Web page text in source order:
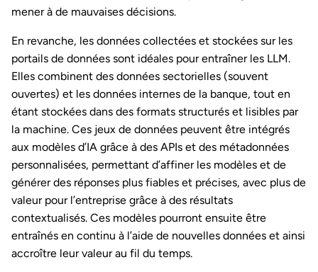
mener à de mauvaises décisions.
En revanche, les données collectées et stockées sur les
portails de données sont idéales pour entraîner les LLM.
Elles combinent des données sectorielles (souvent
ouvertes) et les données internes de la banque, tout en
étant stockées dans des formats structurés et lisibles par
la machine. Ces jeux de données peuvent être intégrés
aux modèles d’IA grâce à des APIs et des métadonnées
personnalisées, permettant d’affiner les modèles et de
générer des réponses plus fiables et précises, avec plus de
valeur pour l’entreprise grâce à des résultats
contextualisés. Ces modèles pourront ensuite être
entraînés en continu à l’aide de nouvelles données et ainsi
accroître leur valeur au fil du temps.